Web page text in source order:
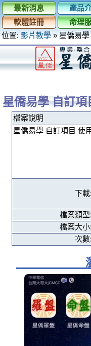
最新消息 產品
軟體註冊
命理
位置: 影片教學 » 星僑易
星僑易學 自訂項
檔案說明
星僑易學 自訂項目 使
下載:
檔案類型:
檔案大小:
次數: